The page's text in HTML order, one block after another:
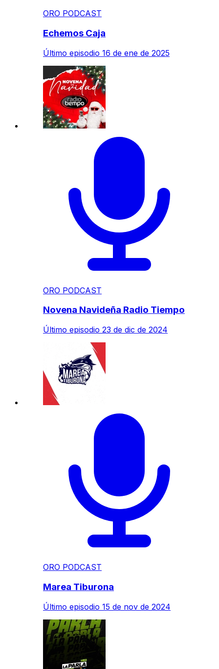
ORO PODCAST
Echemos Caja
Último episodio 16 de ene de 2025
ORO PODCAST
Novena Navideña Radio Tiempo
Último episodio 23 de dic de 2024
ORO PODCAST
Marea Tiburona
Último episodio 15 de nov de 2024